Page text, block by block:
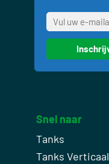
Snel naar
Tanks
Tanks Verticaal